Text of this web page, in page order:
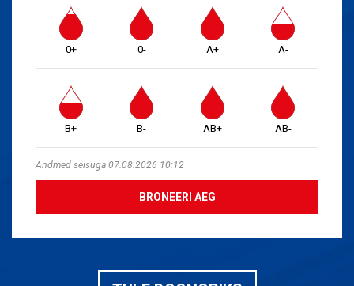
0+ 0- A+ A-
B+ B- AB+ AB-
Andmed seisuga 07.08.2026 10:12
BRONEERI AEG